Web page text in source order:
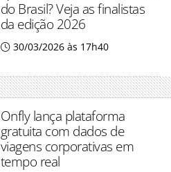
do Brasil? Veja as finalistas
da edição 2026
30/03/2026 às 17h40
Onfly lança plataforma
gratuita com dados de
viagens corporativas em
tempo real